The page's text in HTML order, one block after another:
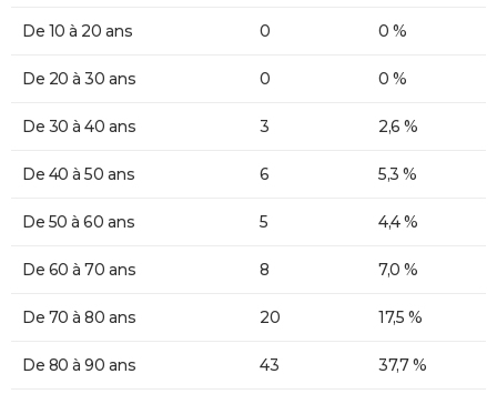
De 10 à 20 ans 0 0 %
De 20 à 30 ans 0 0 %
De 30 à 40 ans 3 2,6 %
De 40 à 50 ans 6 5,3 %
De 50 à 60 ans 5 4,4 %
De 60 à 70 ans 8 7,0 %
De 70 à 80 ans 20 17,5 %
De 80 à 90 ans 43 37,7 %